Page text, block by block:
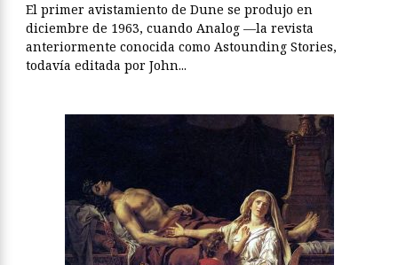
El primer avistamiento de Dune se produjo en
diciembre de 1963, cuando Analog —la revista
anteriormente conocida como Astounding Stories,
todavía editada por John...